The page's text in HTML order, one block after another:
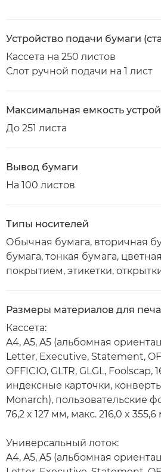
Устройство подачи бумаги
Кассета на 250 листов
Слот ручной подачи на 1 лист
Максимальная емкость
До 251 листа
Вывод бумаги
На 100 листов
Типы носителей
Обычная бумага, вторичная
бумага, тонкая бумага,
покрытием, этикетки,
Размеры материалов для
Кассета:
A4, A5, A5 (альбомная
Letter, Executive, Statement,
OFFICIO, GLTR, GLGL, Foolscap,
индексные карточки, конверты
Monarch), пользовательские
76,2 x 127 мм, макс. 216,0 x
Универсальный лоток:
A4, A5, A5 (альбомная